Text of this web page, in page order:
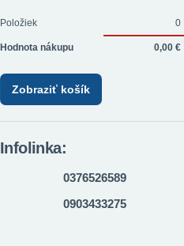
Položiek 0
Hodnota nákupu 0,00 €
Zobraziť košík
Infolinka:
0376526589
0903433275